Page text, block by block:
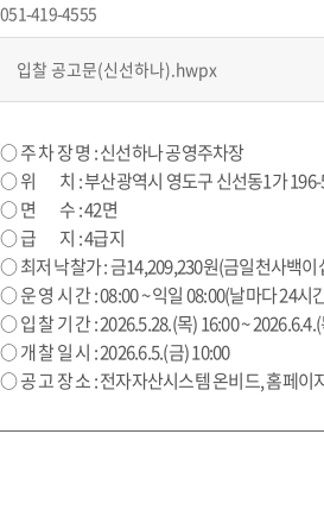
051-419-4555
입찰 공고문(신선하나).hwpx
○ 주 차 장 명 : 신선하나 공영주차장
○ 위 치 : 부산광역시 영도구 신선동1가
○ 면 수 : 42면
○ 급 지 : 4급지
○ 최저 낙찰가 : 금14,209,230원(금일천사백
○ 운 영 시 간 : 08:00 ~ 익일 08:00(날마다 24시
○ 입 찰 기 간 : 2026.5.28.(목) 16:00 ~
○ 개 찰 일 시 : 2026.6.5.(금) 10:00
○ 공 고 장 소 : 전자자산시스템 온비드, 홈페이